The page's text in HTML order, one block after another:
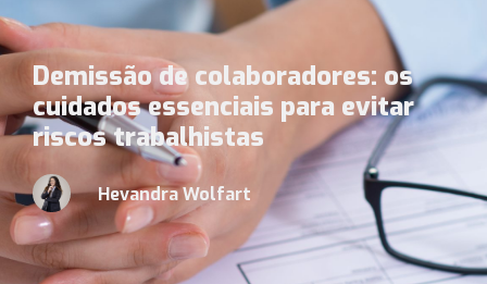
Demissão de colaboradores: os
cuidados essenciais para evitar
riscos trabalhistas
Hevandra Wolfart